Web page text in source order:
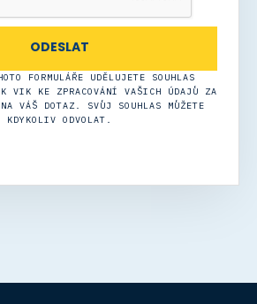
FORMULÁŘE UDĚLUJETE SOUHLAS
VIK KE ZPRACOVÁNÍ VAŠICH ÚDAJŮ ZA
NA VÁŠ DOTAZ. SVŮJ SOUHLAS MŮŽETE
KDYKOLIV ODVOLAT.